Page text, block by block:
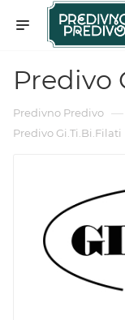
Predivo
Predivno Predivo —
Predivo Gi.Ti.Bi.Filati